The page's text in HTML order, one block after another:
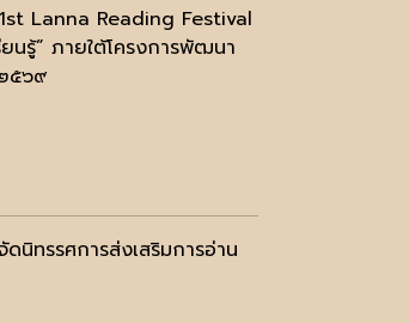
Lanna Reading Festival
นรู้” ภายใต้โครงการพัฒนา
๕๖๙
นิทรรศการส่งเสริมการอ่าน